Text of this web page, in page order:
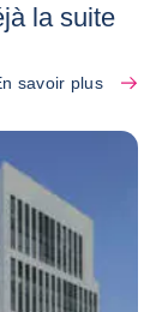
la suite
savoir plus